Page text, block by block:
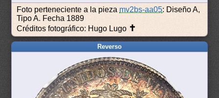
Foto perteneciente a la pieza mv2bs-aa05: Diseño A,
Tipo A. Fecha 1889
Créditos fotográfico: Hugo Lugo ✝
Reverso